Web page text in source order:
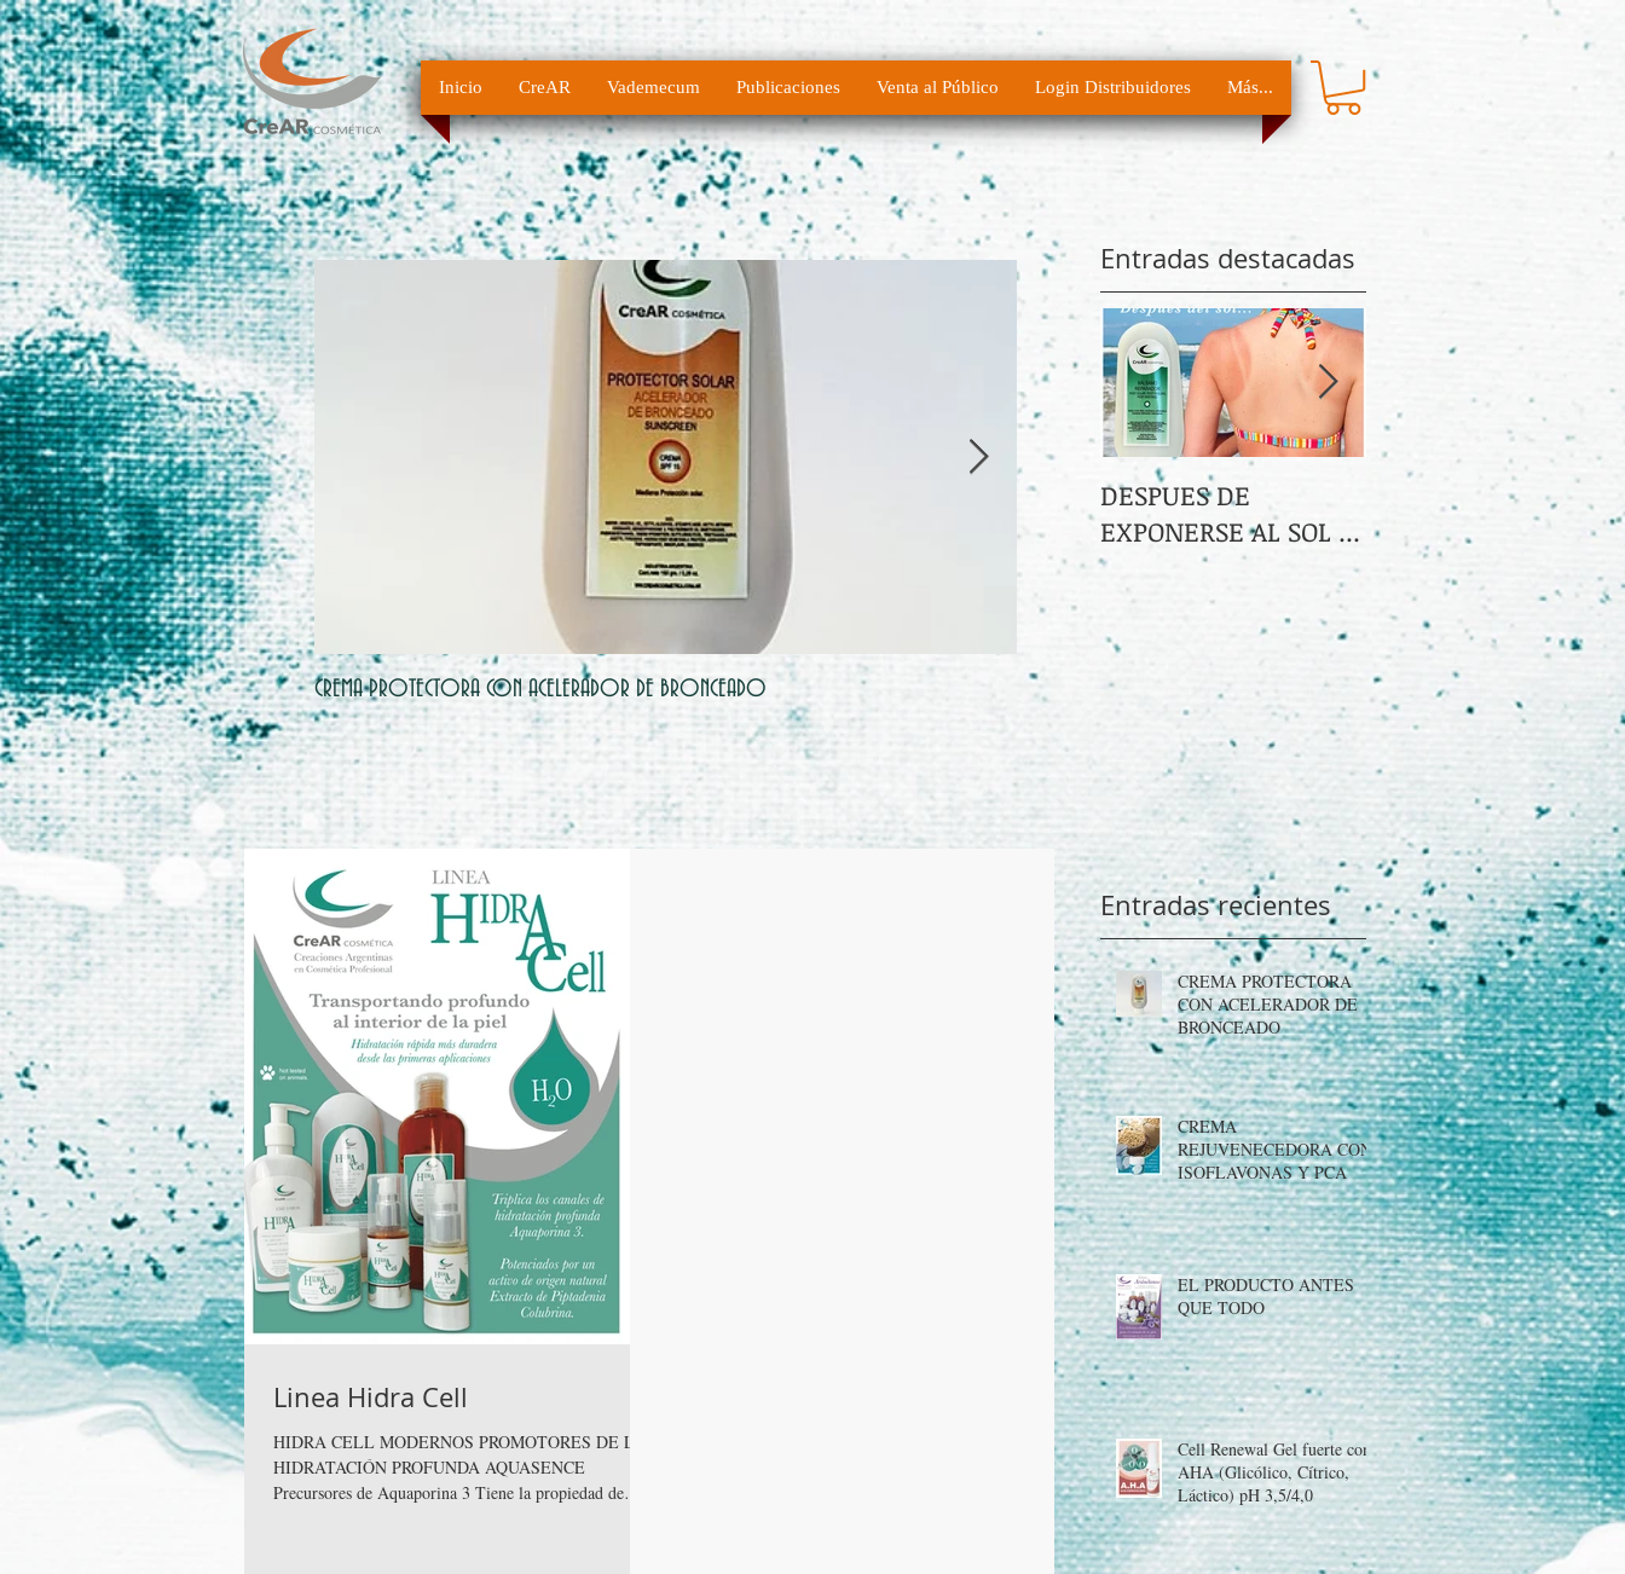
Inicio CreAR Vademecum Publicaciones Venta al Público Login Distribuidores Más...
CREMA PROTECTORA CON ACELERADOR DE BRONCEADO CREMA REJUVENECEDORA CON ISOFLAVONAS Y PCA
Entradas destacadas
DESPUES DE
EXPONERSE AL SOL ...
Linea Energie Vitale
con bayas de Goji!
Linea Hidra Cell
HIDRA CELL MODERNOS PROMOTORES DE LA
HIDRATACIÓN PROFUNDA AQUASENCE
Precursores de Aquaporina 3 Tiene la propiedad de
Entradas recientes
CREMA PROTECTORA
CON ACELERADOR DE
BRONCEADO
CREMA
REJUVENECEDORA CON
ISOFLAVONAS Y PCA
EL PRODUCTO ANTES
QUE TODO
Cell Renewal Gel fuerte con
AHA (Glicólico, Cítrico,
Láctico) pH 3,5/4,0